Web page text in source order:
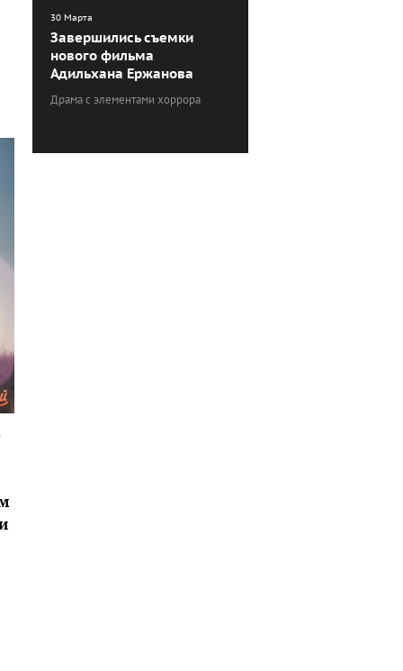
30 Марта
Завершились съемки
нового фильма
Адильхана Ержанова
Драма с элементами хоррора